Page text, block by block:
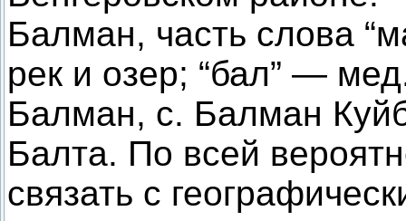
Балман, часть слова
рек и озер; “бал” —
Балман, с. Балман
Балта. По всей
связать с